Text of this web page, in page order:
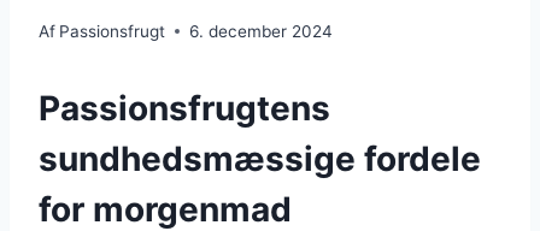
Af Passionsfrugt 6. december 2024
Passionsfrugtens
sundhedsmæssige fordele
for morgenmad